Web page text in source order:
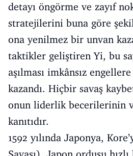
detayı öngörme ve zayıf
stratejilerini buna göre
ona yenilmez bir unvan
taktikler geliştiren Yi, bu
aşılması imkânsız
kazandı. Hiçbir savaş
onun liderlik becerilerinin
kanıtıdır.
1592 yılında Japonya,